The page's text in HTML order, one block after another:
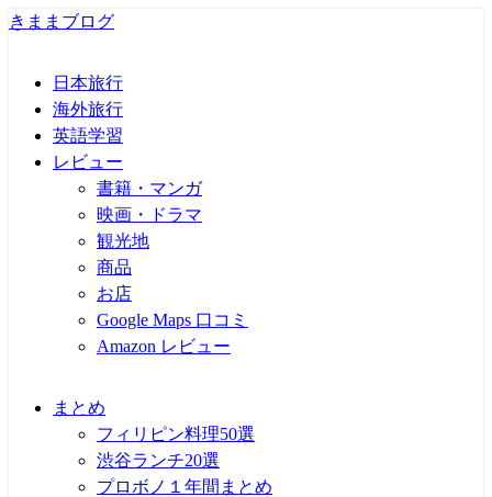
きままブログ
日本旅行
海外旅行
英語学習
レビュー
書籍・マンガ
映画・ドラマ
観光地
商品
お店
Google Maps 口コミ
Amazon レビュー
まとめ
フィリピン料理50選
渋谷ランチ20選
プロボノ１年間まとめ